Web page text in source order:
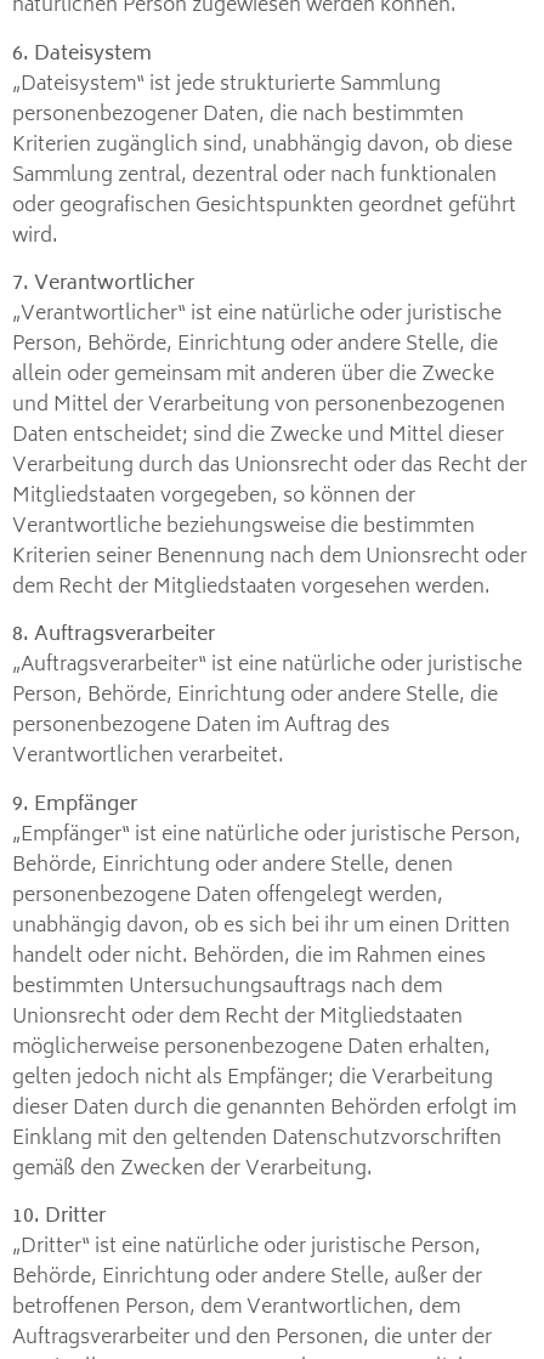
6. Dateisystem
„Dateisystem“ ist jede strukturierte Sammlung
personenbezogener Daten, die nach bestimmten
Kriterien zugänglich sind, unabhängig davon, ob diese
Sammlung zentral, dezentral oder nach funktionalen
oder geografischen Gesichtspunkten geordnet geführt
wird.
7. Verantwortlicher
„Verantwortlicher“ ist eine natürliche oder juristische
Person, Behörde, Einrichtung oder andere Stelle, die
allein oder gemeinsam mit anderen über die Zwecke
und Mittel der Verarbeitung von personenbezogenen
Daten entscheidet; sind die Zwecke und Mittel dieser
Verarbeitung durch das Unionsrecht oder das Recht der
Mitgliedstaaten vorgegeben, so können der
Verantwortliche beziehungsweise die bestimmten
Kriterien seiner Benennung nach dem Unionsrecht oder
dem Recht der Mitgliedstaaten vorgesehen werden.
8. Auftragsverarbeiter
„Auftragsverarbeiter“ ist eine natürliche oder juristische
Person, Behörde, Einrichtung oder andere Stelle, die
personenbezogene Daten im Auftrag des
Verantwortlichen verarbeitet.
9. Empfänger
„Empfänger“ ist eine natürliche oder juristische Person,
Behörde, Einrichtung oder andere Stelle, denen
personenbezogene Daten offengelegt werden,
unabhängig davon, ob es sich bei ihr um einen Dritten
handelt oder nicht. Behörden, die im Rahmen eines
bestimmten Untersuchungsauftrags nach dem
Unionsrecht oder dem Recht der Mitgliedstaaten
möglicherweise personenbezogene Daten erhalten,
gelten jedoch nicht als Empfänger; die Verarbeitung
dieser Daten durch die genannten Behörden erfolgt im
Einklang mit den geltenden Datenschutzvorschriften
gemäß den Zwecken der Verarbeitung.
10. Dritter
„Dritter“ ist eine natürliche oder juristische Person,
Behörde, Einrichtung oder andere Stelle, außer der
betroffenen Person, dem Verantwortlichen, dem
Auftragsverarbeiter und den Personen, die unter der